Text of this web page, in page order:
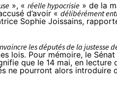
», « réelle hypocrisie » de la
d’avoir « délibérément
Sophie Joissains,
les députés de la justesse
lois. Pour mémoire, le
que le 14 mai, en lecture
ne pourront alors introduire